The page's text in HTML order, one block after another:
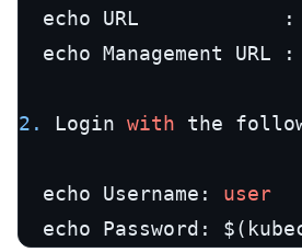
echo URL            :
echo Management URL :
2. Login with the
  echo Username:
user
echo Password: